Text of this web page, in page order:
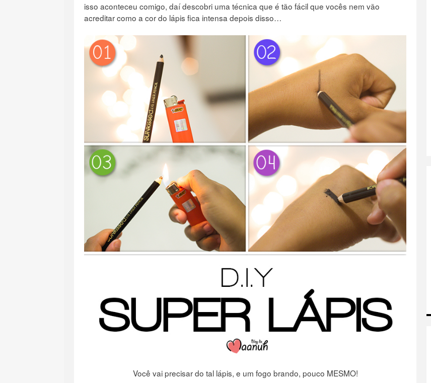
isso aconteceu comigo, daí descobri uma técnica que é tão fácil que vocês nem vão
acreditar como a cor do lápis fica intensa depois disso…
Você vai precisar do tal lápis, e um fogo brando, pouco MESMO!